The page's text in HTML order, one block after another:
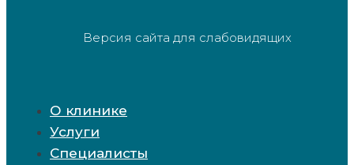
Версия сайта для слабовидящих
О клинике
Услуги
Специалисты